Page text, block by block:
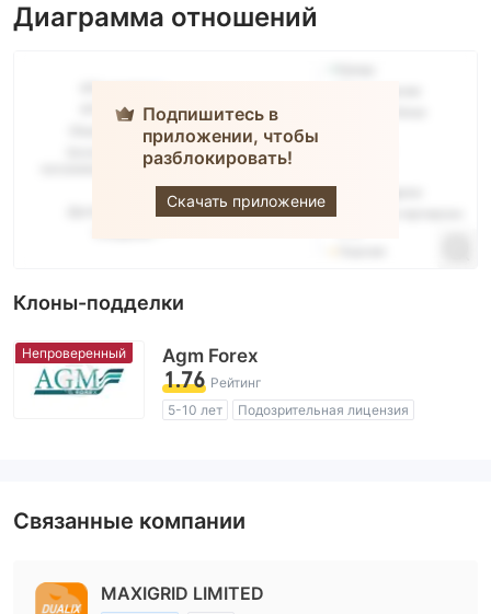
Диаграмма отношений
Подпишитесь в
приложении, чтобы
разблокировать!
Скачать приложение
DUALIX
Клоны-подделки
Непроверенный Agm Forex
1.76 Рейтинг
5-10 лет
Подозрительная лицензия
Связанные компании
MAXIGRID LIMITED